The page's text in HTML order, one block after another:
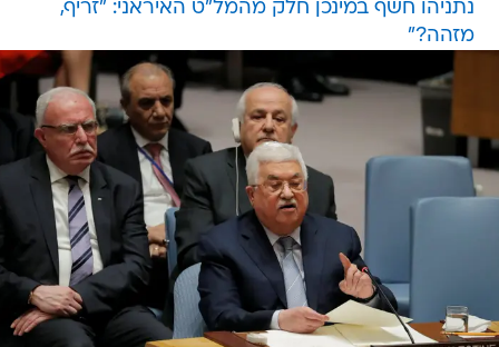
נתניהו חשף במינכן חלק מהמל"ט האיראני: "זריף,
מזהה?"